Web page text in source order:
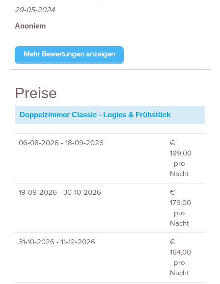
29-05-2024
Anoniem
Mehr Bewertungen anzeigen
Preise
Doppelzimmer Classic - Logies & Frühstück
06-08-2026 - 18-09-2026
€
199,00
pro
Nacht
19-09-2026 - 30-10-2026
€
179,00
pro
Nacht
31-10-2026 - 11-12-2026
€
164,00
pro
Nacht